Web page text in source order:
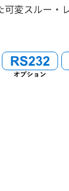
変スルー・